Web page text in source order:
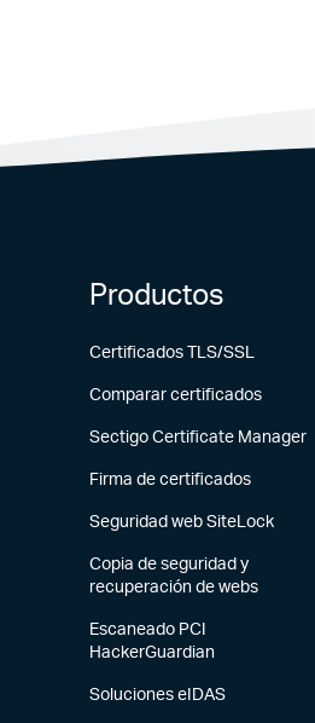
Productos
Certificados TLS/SSL
Comparar certificados
Sectigo Certificate Manager
Firma de certificados
Seguridad web SiteLock
Copia de seguridad y
recuperación de webs
Escaneado PCI
HackerGuardian
Soluciones eIDAS